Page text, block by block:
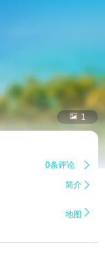
 1
0条评论 
简介 
地图 